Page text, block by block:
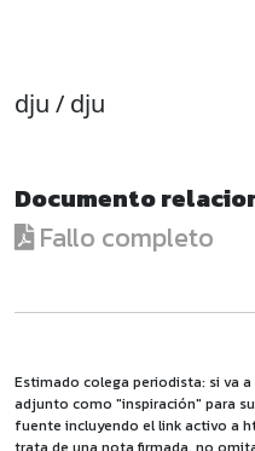
dju / dju
Documento
Fallo completo
Estimado colega periodista: si va
adjunto como "inspiración" para
fuente incluyendo el link activo a